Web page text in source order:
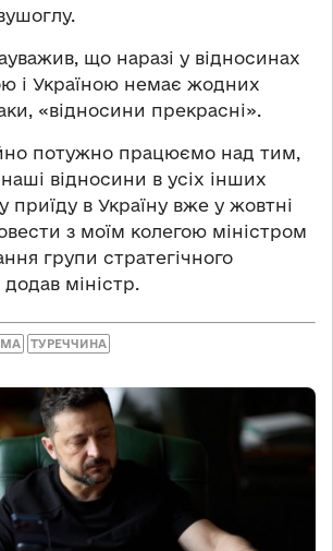
що наразі у відносинах
і Україною немає жодних
«відносини прекрасні».
потужно працюємо над тим,
відносини в усіх інших
приїду в Україну вже у жовтні
з моїм колегою міністром
групи стратегічного
міністр.
ТУРЕЧЧИНА